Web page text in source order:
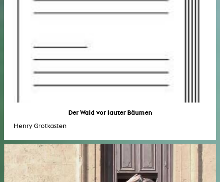
Der Wald vor lauter Bäumen
Henry Grotkasten